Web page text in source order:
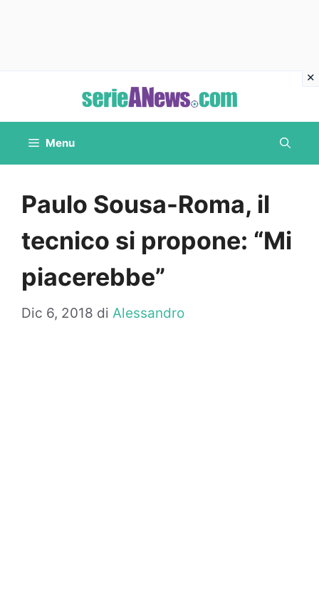
contenuto
Menu
Paulo Sousa-Roma, il
tecnico si propone: “Mi
piacerebbe”
Dic 6, 2018 di Alessandro